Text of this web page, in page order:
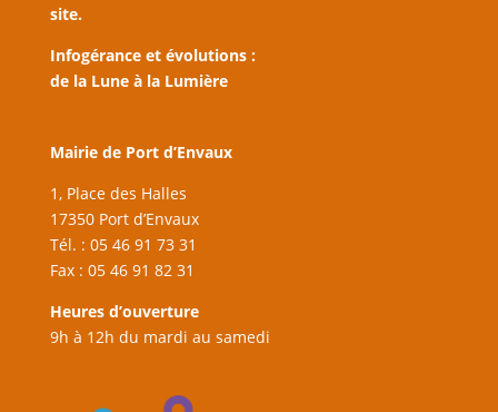
site.
Infogérance et évolutions :
de la Lune à la Lumière
Mairie de Port d’Envaux
1, Place des Halles
17350 Port d’Envaux
Tél. : 05 46 91 73 31
Fax : 05 46 91 82 31
Heures d’ouverture
9h à 12h du mardi au samedi